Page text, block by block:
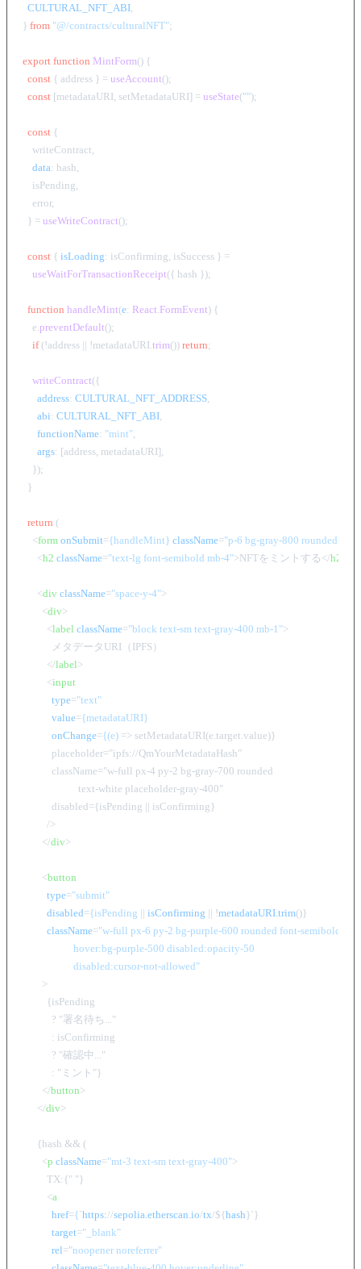
CULTURAL_NFT_ABI,
} from "@/contracts/culturalNFT";
export function MintForm() {
const { address } = useAccount();
const [metadataURI, setMetadataURI] = useState("");
const {
    writeContract,
data: hash,
    isPending,
    error,
  } =
useWriteContract();
const { isLoading: isConfirming, isSuccess } =
useWaitForTransactionReceipt({ hash });
function handleMint(e: React FormEvent) {
    e.
preventDefault();
if (!address || !metadataURI. trim()) return;
writeContract({
address: CULTURAL_NFT_ADDRESS,
abi: CULTURAL_NFT_ABI,
functionName: "mint",
args: [address, metadataURI],
    });
  }
return (
<form onSubmit={handleMint} className="p-6 bg-gray-800 rounded-lg"
<h2 className="text-lg font-semibold mb-4">NFTをミントする </h2
<div className="space-y-4">
<div>
<label className="block text-sm text-gray-400 mb-1">
            メタデータURI（IPFS）
</label>
<input
type="text"
value={metadataURI}
onChange={(e) => setMetadataURI(e.target.value)}
            placeholder="ipfs://QmYourMetadataHash"
            className="w-full px-4 py-2 bg-gray-700 rounded
                       text-white placeholder-gray-400"
            disabled={isPending || isConfirming}
          />
</div>
<button
type="submit"
disabled={isPending || isConfirming || !metadataURI.trim()}
className="w-full px-6 py-2 bg-purple-600 rounded font-semibold
                     hover:bg-purple-500 disabled:opacity-50
                     disabled:cursor-not-allowed"
        >
          {isPending
            ? "署名待ち..."
            : isConfirming
            ? "確認中..."
            : "ミント"}
</button>
</div>
      {hash && (
<p className="mt-3 text-sm text-gray-400">
          TX:{" "}
<a
href={`https://sepolia.etherscan.io/tx/${hash }`}
target="_blank"
rel="noopener noreferrer"